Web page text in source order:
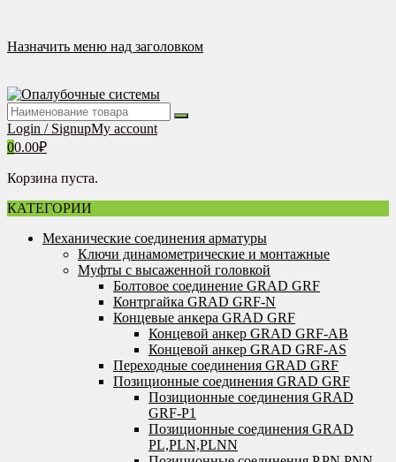
содержимому
Назначить меню над заголовком
Login / SignupMy account
00.00₽
Корзина пуста.
КАТЕГОРИИ
Механические соединения арматуры
Ключи динамометрические и монтажные
Муфты с высаженной головкой
Болтовое соединение GRAD GRF
Контргайка GRAD GRF-N
Концевые анкера GRAD GRF
Концевой анкер GRAD GRF-AB
Концевой анкер GRAD GRF-AS
Переходные соединения GRAD GRF
Позиционные соединения GRAD GRF
Позиционные соединения GRAD
GRF-P1
Позиционные соединения GRAD
PL,PLN,PLNN